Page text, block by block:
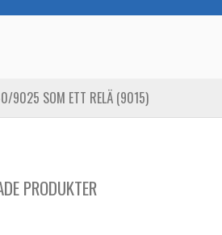
9025 SOM ETT RELÄ (9015)
PRODUKTER